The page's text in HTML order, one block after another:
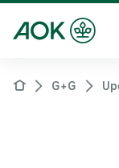
G+G